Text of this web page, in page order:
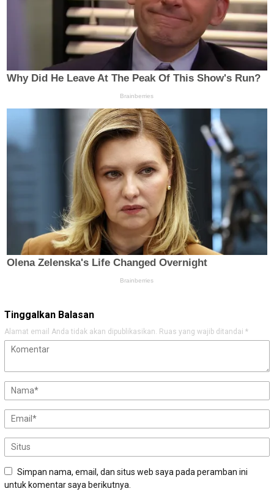
Tinggalkan Balasan
Alamat email Anda tidak akan dipublikasikan. Ruas yang wajib ditandai *
Simpan nama, email, dan situs web saya pada peramban ini
untuk komentar saya berikutnya.